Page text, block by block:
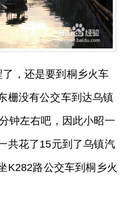
，还是要到桐乡火车
栅没有公交车到达乌镇
钟左右吧，因此小昭一
共花了15元到了乌镇汽
K282路公交车到桐乡火